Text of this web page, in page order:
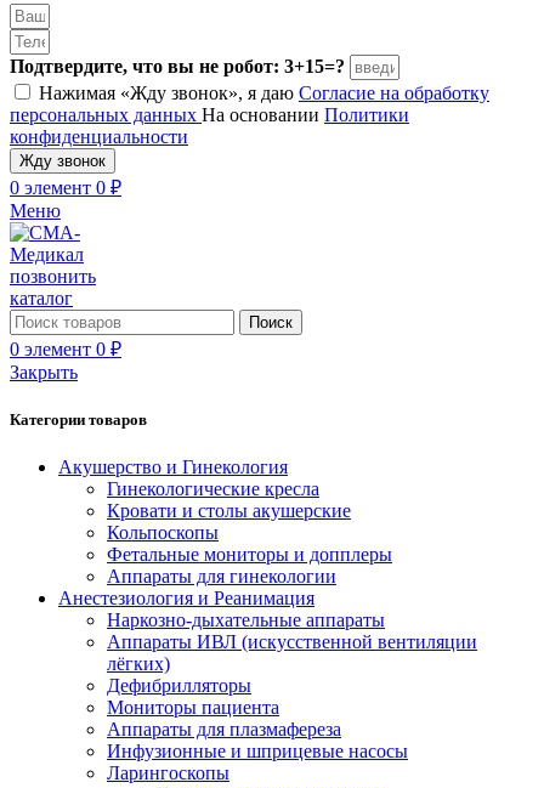
Подтвердите, что вы не робот: 3+15=?
Нажимая «Жду звонок», я даю Согласие на обработку
персональных данных На основании Политики
конфиденциальности
Жду звонок
0 элемент 0 ₽
Меню
позвонить
каталог
Поиск
0 элемент 0 ₽
Закрыть
Категории товаров
Акушерство и Гинекология
Гинекологические кресла
Кровати и столы акушерские
Кольпоскопы
Фетальные мониторы и допплеры
Аппараты для гинекологии
Анестезиология и Реанимация
Наркозно-дыхательные аппараты
Аппараты ИВЛ (искусственной вентиляции
лёгких)
Дефибрилляторы
Мониторы пациента
Аппараты для плазмафереза
Инфузионные и шприцевые насосы
Ларингоскопы